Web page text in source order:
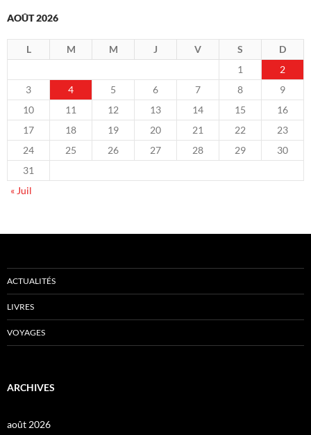
AOÛT 2026
L M M J V S
D
1
2
3
4 5 6 7 8
9
10
11 12 13 14 15
16
17
18 19 20 21 22
23
24
25 26 27 28 29
30
31
« Juil
ACTUALITÉS
LIVRES
VOYAGES
ARCHIVES
août 2026